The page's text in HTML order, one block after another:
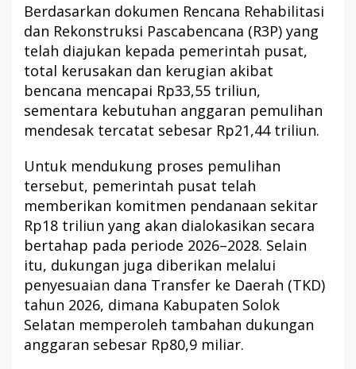
Berdasarkan dokumen Rencana Rehabilitasi
dan Rekonstruksi Pascabencana (R3P) yang
telah diajukan kepada pemerintah pusat,
total kerusakan dan kerugian akibat
bencana mencapai Rp33,55 triliun,
sementara kebutuhan anggaran pemulihan
mendesak tercatat sebesar Rp21,44 triliun.
Untuk mendukung proses pemulihan
tersebut, pemerintah pusat telah
memberikan komitmen pendanaan sekitar
Rp18 triliun yang akan dialokasikan secara
bertahap pada periode 2026–2028. Selain
itu, dukungan juga diberikan melalui
penyesuaian dana Transfer ke Daerah (TKD)
tahun 2026, dimana Kabupaten Solok
Selatan memperoleh tambahan dukungan
anggaran sebesar Rp80,9 miliar.